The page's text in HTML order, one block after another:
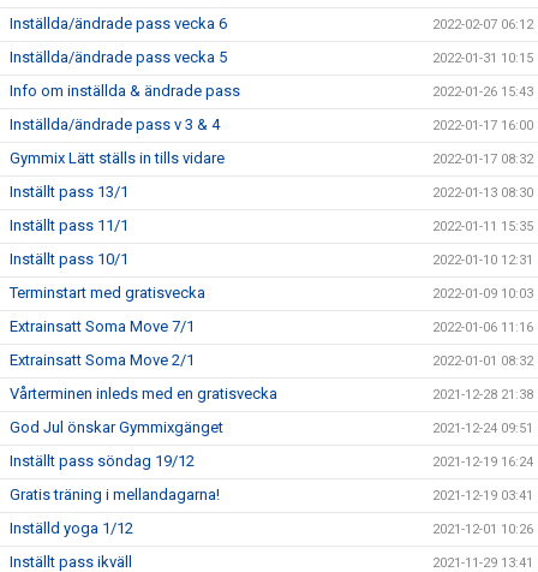
Inställda/ändrade pass vecka 6 2022-02-07 06:12
Inställda/ändrade pass vecka 5 2022-01-31 10:15
Info om inställda & ändrade pass 2022-01-26 15:43
Inställda/ändrade pass v 3 & 4 2022-01-17 16:00
Gymmix Lätt ställs in tills vidare 2022-01-17 08:32
Inställt pass 13/1 2022-01-13 08:30
Inställt pass 11/1 2022-01-11 15:35
Inställt pass 10/1 2022-01-10 12:31
Terminstart med gratisvecka 2022-01-09 10:03
Extrainsatt Soma Move 7/1 2022-01-06 11:16
Extrainsatt Soma Move 2/1 2022-01-01 08:32
Vårterminen inleds med en gratisvecka 2021-12-28 21:38
God Jul önskar Gymmixgänget 2021-12-24 09:51
Inställt pass söndag 19/12 2021-12-19 16:24
Gratis träning i mellandagarna! 2021-12-19 03:41
Inställd yoga 1/12 2021-12-01 10:26
Inställt pass ikväll 2021-11-29 13:41